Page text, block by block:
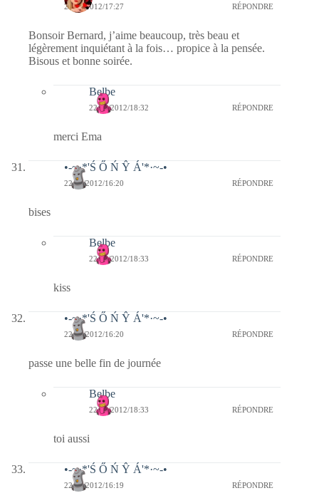
22/01/2012/17:27 RÉPONDRE
Bonsoir Bernard, j’aime beaucoup, très beau et
légèrement inquiétant à la fois… propice à la pensée.
Bisous et bonne soirée.
Belbe
22/01/2012/18:32 RÉPONDRE
merci Ema
•-~·*'Ś Ő Ń Ŷ Á'*·~-•
22/01/2012/16:20 RÉPONDRE
bises
Belbe
22/01/2012/18:33 RÉPONDRE
kiss
•-~·*'Ś Ő Ń Ŷ Á'*·~-•
22/01/2012/16:20 RÉPONDRE
passe une belle fin de journée
Belbe
22/01/2012/18:33 RÉPONDRE
toi aussi
•-~·*'Ś Ő Ń Ŷ Á'*·~-•
22/01/2012/16:19 RÉPONDRE